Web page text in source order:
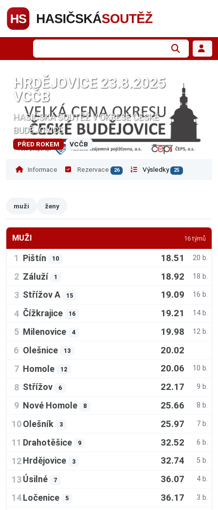
HRDĚJOVICE 23.8.2025
VCČB
HASIČSKÁ SOUTĚŽ V OKRESE ČESKÉ
BUDĚJOVICE
PŘED ROKEM VCČB
Informace Rezervace 26 Výsledky 25
muži ženy
MUŽI 16 týmů
1 Pištín 10 18.51 20 b.
2 Záluží 1 18.92 18 b.
3 Střížov A 15 19.09 16 b.
4 Čížkrajice 16 19.21 14 b.
5 Milenovice 4 19.98 12 b.
6 Olešnice 13 20.02
7 Homole 12 20.06 10 b.
8 Střížov 6 22.17 9 b.
9 Nové Homole 8 25.66 8 b.
10 Olešník 3 25.97 7 b.
11 Drahotěšice 9 32.52 6 b.
12 Hrdějovice 3 32.74 5 b.
13 Úsilné 7 36.07 4 b.
14 Ločenice 5 36.17 3 b.